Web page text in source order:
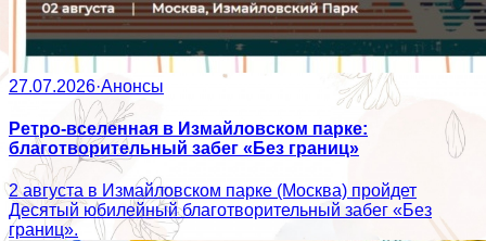
27.07.2026·Анонсы
Ретро-вселенная в Измайловском парке:
благотворительный забег «Без границ»
2 августа в Измайловском парке (Москва) пройдет
Десятый юбилейный благотворительный забег «Без
границ».